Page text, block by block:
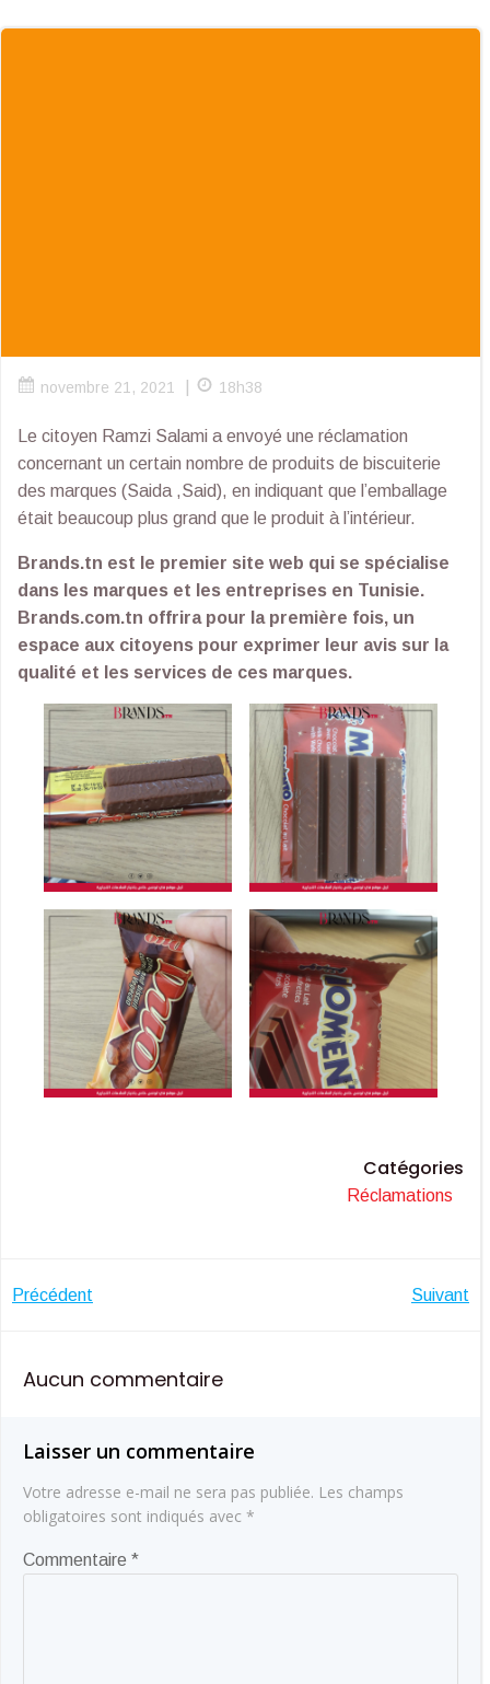
novembre 21, 2021 18h38
Le citoyen Ramzi Salami a envoyé une réclamation
concernant un certain nombre de produits de biscuiterie
des marques (Saida ,Said), en indiquant que l’emballage
était beaucoup plus grand que le produit à l’intérieur.
Brands.tn est le premier site web qui se spécialise
dans les marques et les entreprises en Tunisie.
Brands.com.tn offrira pour la première fois, un
espace aux citoyens pour exprimer leur avis sur la
qualité et les services de ces marques.
Catégories
Réclamations
Navigation
de
Précédent Suivant
Aucun commentaire
Laisser un commentaire
Votre adresse e-mail ne sera pas publiée. Les champs
obligatoires sont indiqués avec *
Commentaire *